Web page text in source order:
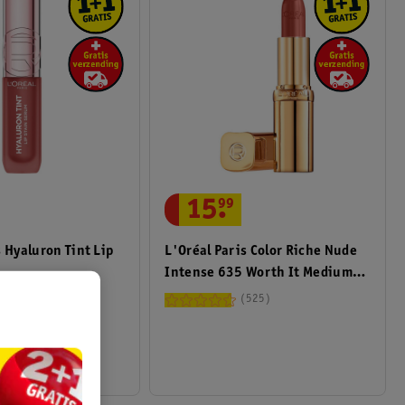
Hyaluron Tint Lip
L'Oréal Paris Color Riche Nude
Intense 635 Worth It Medium
Satin Lippenstift
15.
99
525